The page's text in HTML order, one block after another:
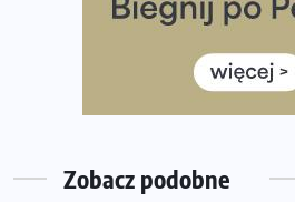
Rozbiegany Olsztyn szykuje się
Już w tę sobotę 35. Bieg
Wystartuje rekordowa liczba
Zobacz podobne